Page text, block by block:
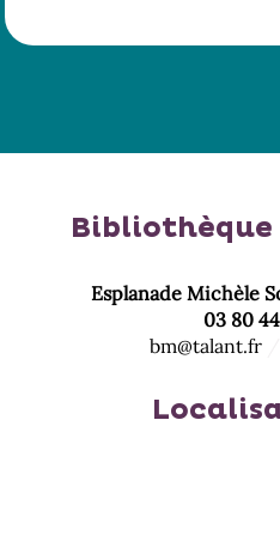
Esplanade Michèle
03 80
bm@talant.fr